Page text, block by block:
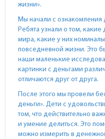
жизни».
Мы начали с
Ребята узнали о том, какие
мира, какие у них
повседневной жизни. Это
наши маленькие
картинки с деньгами
отличаются друг от друга.
После этого мы провели
деньги». Дети с
том, что действительно
и умение делиться. Это
можно измерить в